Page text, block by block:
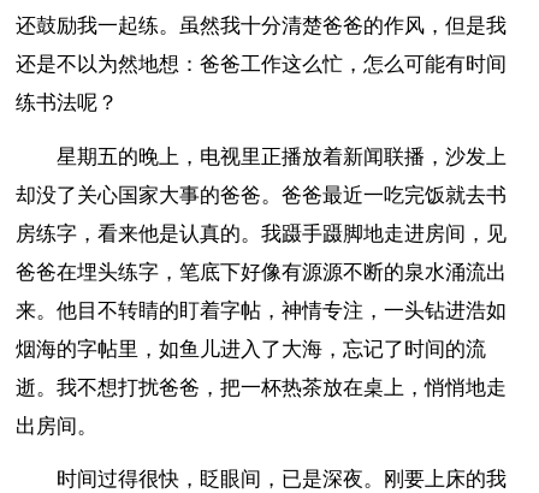
还鼓励我一起练。虽然我十分清楚爸爸的作风，但是我
还是不以为然地想：爸爸工作这么忙，怎么可能有时间
练书法呢？
星期五的晚上，电视里正播放着新闻联播，沙发上
却没了关心国家大事的爸爸。爸爸最近一吃完饭就去书
房练字，看来他是认真的。我蹑手蹑脚地走进房间，见
爸爸在埋头练字，笔底下好像有源源不断的泉水涌流出
来。他目不转睛的盯着字帖，神情专注，一头钻进浩如
烟海的字帖里，如鱼儿进入了大海，忘记了时间的流
逝。我不想打扰爸爸，把一杯热茶放在桌上，悄悄地走
出房间。
时间过得很快，眨眼间，已是深夜。刚要上床的我